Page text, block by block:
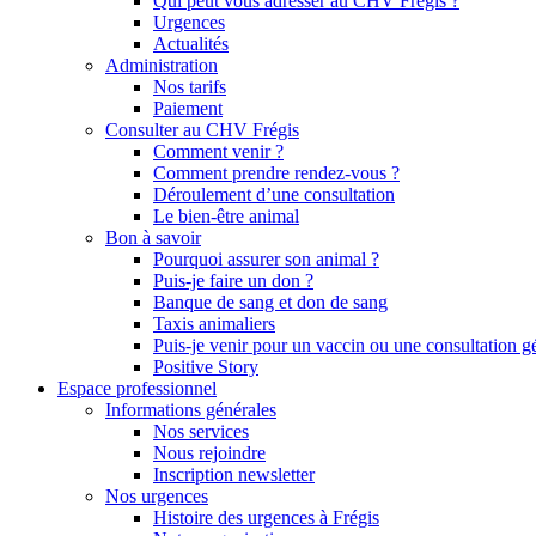
Urgences
Actualités
Administration
Nos tarifs
Paiement
Consulter au CHV Frégis
Comment venir ?
Comment prendre rendez-vous ?
Déroulement d’une consultation
Le bien-être animal
Bon à savoir
Pourquoi assurer son animal ?
Puis-je faire un don ?
Banque de sang et don de sang
Taxis animaliers
Puis-je venir pour un vaccin ou une consultation
Positive Story
Espace professionnel
Informations générales
Nos services
Nous rejoindre
Inscription newsletter
Nos urgences
Histoire des urgences à Frégis